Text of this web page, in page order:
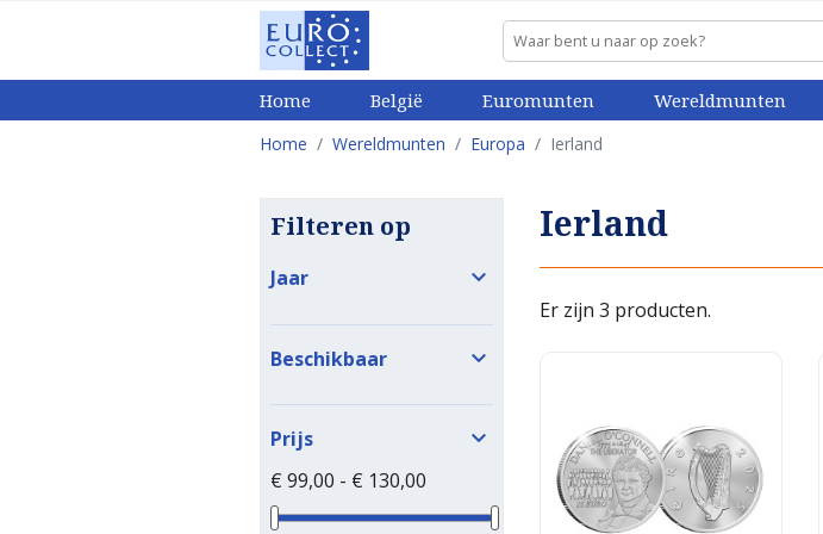
Home België Euromunten Wereldmunten
Home Wereldmunten Europa Ierland
Filteren op
Jaar 
Beschikbaar 
Prijs 
€ 99,00 - € 130,00
Ierland
Er zijn 3 producten.